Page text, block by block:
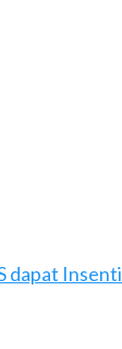
dapat